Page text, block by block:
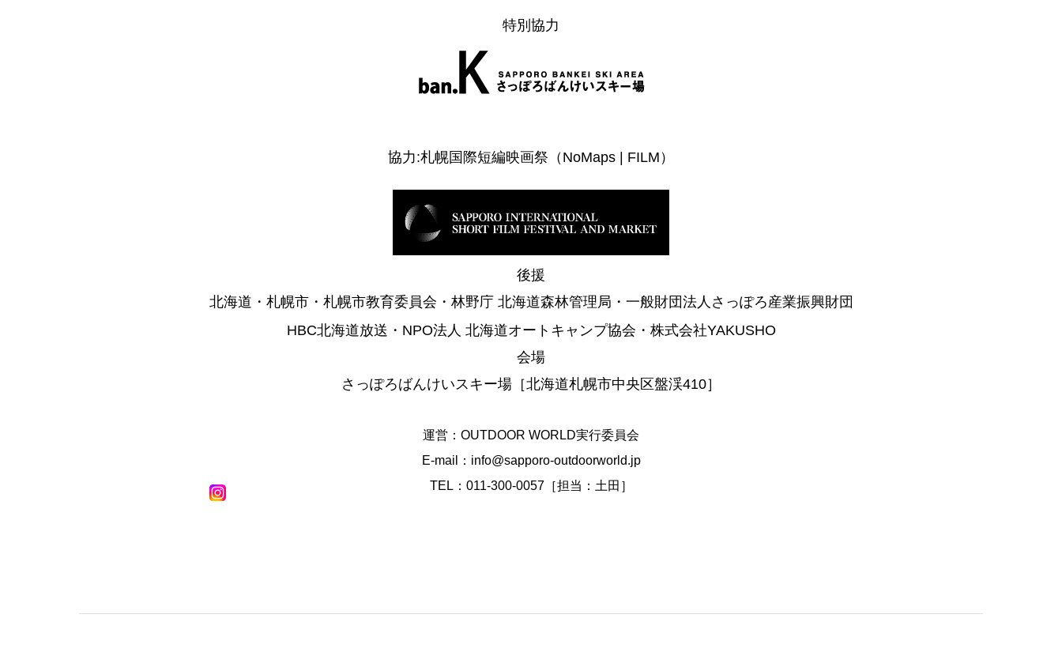
特別協力
協力:札幌国際短編映画祭（NoMaps | FILM）
後援
北海道・札幌市・札幌市教育委員会・林野庁 北海道森林管理局・一般財団法人さっぽろ産業振興財団
HBC北海道放送・NPO法人 北海道オートキャンプ協会・株式会社YAKUSHO
会場
さっぽろばんけいスキー場［北海道札幌市中央区盤渓410］
運営：OUTDOOR WORLD実行委員会
E-mail：info@sapporo-outdoorworld.jp
TEL：011-300-0057［担当：⼟⽥］